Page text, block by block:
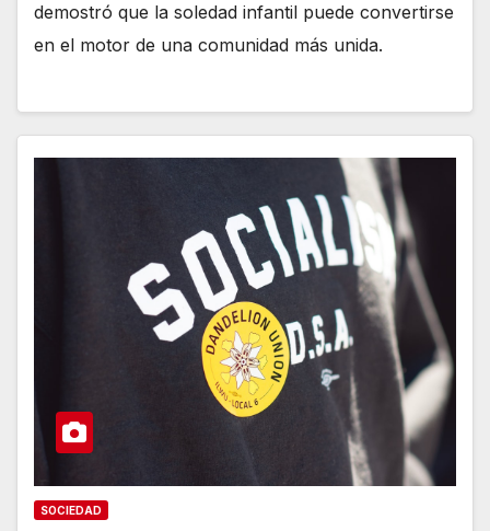
demostró que la soledad infantil puede convertirse
en el motor de una comunidad más unida.
SOCIEDAD